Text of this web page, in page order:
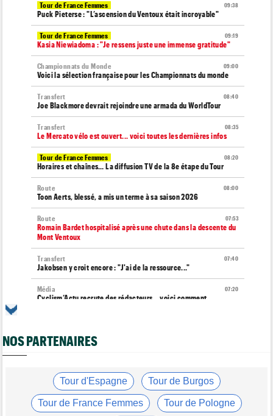
09:38
Tour de France Femmes
Puck Pieterse : "L’ascension du Ventoux était incroyable"
09:19
Tour de France Femmes
Kasia Niewiadoma : "Je ressens juste une immense gratitude"
09:00
Championnats du Monde
Voici la sélection française pour les Championnats du monde
08:40
Transfert
Joe Blackmore devrait rejoindre une armada du WorldTour
08:35
Transfert
Le Mercato vélo est ouvert... voici toutes les dernières infos
08:20
Tour de France Femmes
Horaires et chaînes… La diffusion TV de la 8e étape du Tour
08:00
Route
Toon Aerts, blessé, a mis un terme à sa saison 2026
07:53
Route
Romain Bardet hospitalisé après une chute dans la descente du
Mont Ventoux
07:40
Transfert
Jakobsen y croit encore : "J'ai de la ressource..."
07:20
Média
Cyclism’Actu recrute des rédacteurs… voici comment
Le parcours de la 20e étape modifié en raison d'éboulements
Quels seront les prochains défis du Slovène Tadej Pogacar ?
NOS PARTENAIRES
Tour d'Espagne Tour de Burgos
Tour de France Femmes Tour de Pologne